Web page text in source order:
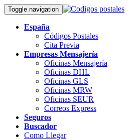
Toggle navigation
España
Códigos Postales
Cita Previa
Empresas Mensajería
Oficinas Mensajería
Oficinas DHL
Oficinas GLS
Oficinas MRW
Oficinas SEUR
Correos Express
Seguros
Buscador
Como Llegar